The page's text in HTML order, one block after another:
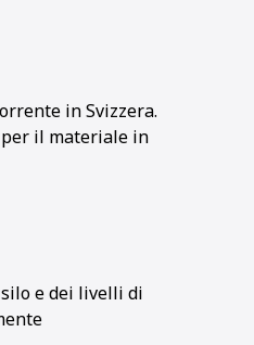
in Svizzera.
il materiale in
e dei livelli di